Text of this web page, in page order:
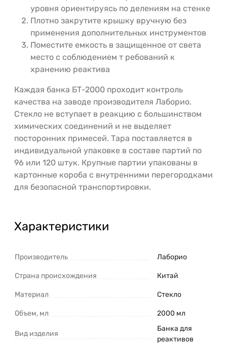
уровня ориентируясь по делениям на стенке
Плотно закрутите крышку вручную без
применения дополнительных инструментов
Поместите емкость в защищенное от света
место с соблюдением т ребований к
хранению реактива
Каждая банка БТ-2000 проходит контроль
качества на заводе производителя Лаборио.
Стекло не вступает в реакцию с большинством
химических соединений и не выделяет
посторонних примесей. Тара поставляется в
индивидуальной упаковке в составе партий по
96 или 120 штук. Крупные партии упакованы в
картонные короба с внутренними перегородками
для безопасной транспортировки.
Характеристики
Производитель Лаборио
Страна происхождения Китай
Материал Стекло
Объем, мл 2000 мл
Вид изделия
Банка для
реактивов